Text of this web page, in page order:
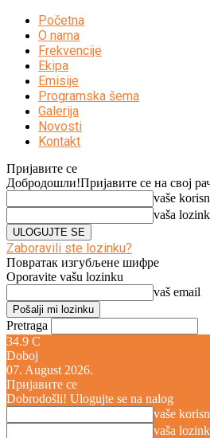
Početna
O nama
Frekvencije
Ekipa
Emisije
Programska šema
Galerija
Novosti
Kontakt
Пријавите се
Добродошли!Пријавите се на свој
vaše
vaša
Zaboravili ste lozinku?
Повратак изгубљене шифре
Oporavite vašu lozinku
vaš email
Pretraga
34.9 C
Doboj
07. August 2026.
Пријавите се
Dobrodošli! Ulogujte se na nalog
vaše
vaša